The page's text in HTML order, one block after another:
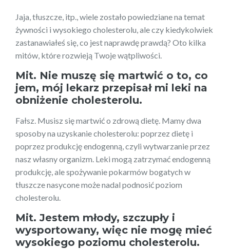
Jaja, tłuszcze, itp., wiele zostało powiedziane na temat
żywności i wysokiego cholesterolu, ale czy kiedykolwiek
zastanawiałeś się, co jest naprawdę prawdą? Oto kilka
mitów, które rozwieją Twoje wątpliwości.
Mit. Nie muszę się martwić o to, co
jem, mój lekarz przepisał mi leki na
obniżenie cholesterolu.
Fałsz. Musisz się martwić o zdrową dietę. Mamy dwa
sposoby na uzyskanie cholesterolu: poprzez dietę i
poprzez produkcję endogenną, czyli wytwarzanie przez
nasz własny organizm. Leki mogą zatrzymać endogenną
produkcję, ale spożywanie pokarmów bogatych w
tłuszcze nasycone może nadal podnosić poziom
cholesterolu.
Mit. Jestem młody, szczupły i
wysportowany, więc nie mogę mieć
wysokiego poziomu cholesterolu.